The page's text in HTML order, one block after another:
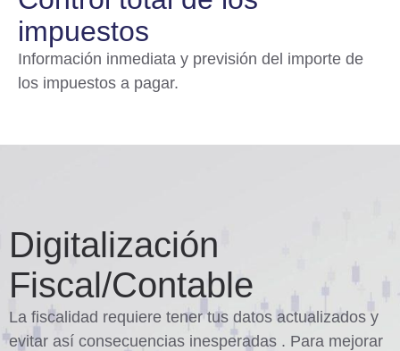
impuestos
Información inmediata y previsión del importe de
los impuestos a pagar.
Digitalización
Fiscal/Contable
La fiscalidad requiere tener tus datos actualizados y
evitar así consecuencias inesperadas . Para mejorar